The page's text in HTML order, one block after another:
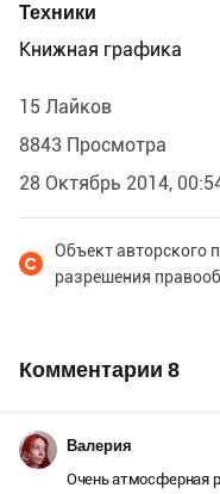
Техники
Книжная графика
15 Лайков
8843 Просмотра
28 Октябрь 2014,
Объект авторского
разрешения
Комментарии 8
Валерия
Очень атмосферная